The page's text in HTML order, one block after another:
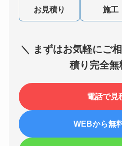
お見積り 施工
＼ まずはお気軽にご
積り完全無
電話で見
WEBから無